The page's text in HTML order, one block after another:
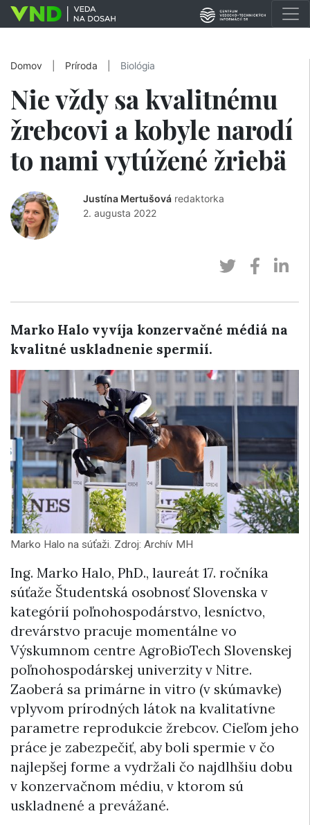
Domov Príroda Biológia
Nie vždy sa kvalitnému
žrebcovi a kobyle narodí
to nami vytúžené žriebä
Justína Mertušová redaktorka
2. augusta 2022
Marko Halo vyvíja konzervačné médiá na
kvalitné uskladnenie spermií.
Marko Halo na súťaži. Zdroj: Archív MH
Ing. Marko Halo, PhD., laureát 17. ročníka
súťaže Študentská osobnosť Slovenska v
kategórií poľnohospodárstvo, lesníctvo,
drevárstvo pracuje momentálne vo
Výskumnom centre AgroBioTech Slovenskej
poľnohospodárskej univerzity v Nitre.
Zaoberá sa primárne in vitro (v skúmavke)
vplyvom prírodných látok na kvalitatívne
parametre reprodukcie žrebcov. Cieľom jeho
práce je zabezpečiť, aby boli spermie v čo
najlepšej forme a vydržali čo najdlhšiu dobu
v konzervačnom médiu, v ktorom sú
uskladnené a prevážané.